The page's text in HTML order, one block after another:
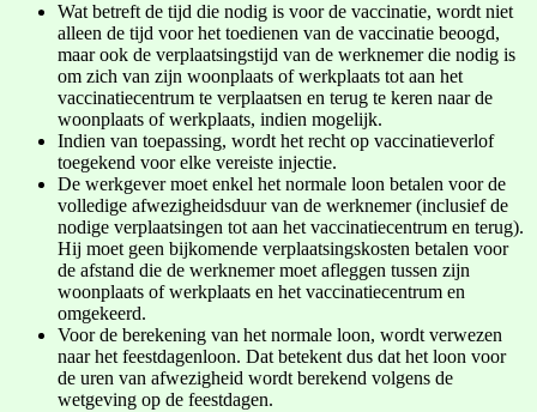
Wat betreft de tijd die nodig is voor de vaccinatie, wordt niet
alleen de tijd voor het toedienen van de vaccinatie beoogd,
maar ook de verplaatsingstijd van de werknemer die nodig is
om zich van zijn woonplaats of werkplaats tot aan het
vaccinatiecentrum te verplaatsen en terug te keren naar de
woonplaats of werkplaats, indien mogelijk.
Indien van toepassing, wordt het recht op vaccinatieverlof
toegekend voor elke vereiste injectie.
De werkgever moet enkel het normale loon betalen voor de
volledige afwezigheidsduur van de werknemer (inclusief de
nodige verplaatsingen tot aan het vaccinatiecentrum en terug).
Hij moet geen bijkomende verplaatsingskosten betalen voor
de afstand die de werknemer moet afleggen tussen zijn
woonplaats of werkplaats en het vaccinatiecentrum en
omgekeerd.
Voor de berekening van het normale loon, wordt verwezen
naar het feestdagenloon. Dat betekent dus dat het loon voor
de uren van afwezigheid wordt berekend volgens de
wetgeving op de feestdagen.